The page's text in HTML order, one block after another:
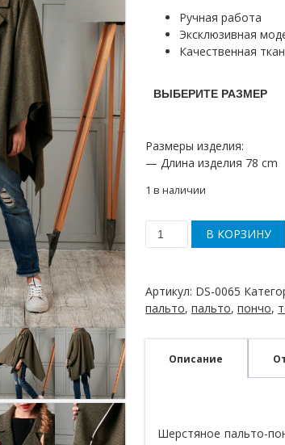
3,550 грн..
Ручная работа
Эксклюзивная
Качественная
ВЫБЕРИТЕ РАЗМЕР
Размеры изделия:
— Длина изделия 78 cm
1 в наличии
Количество
товара
пальто
шерстяное
зеленого
цвета
В КОРЗИНУ
Артикул: DS-0065
пальто, пальто, пончо,
Описание
Шерстяное пальто-